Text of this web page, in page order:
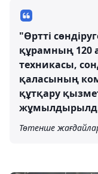
"Өртті
құрамның 120
техникасы,
қаласының
құтқару
Төтенше